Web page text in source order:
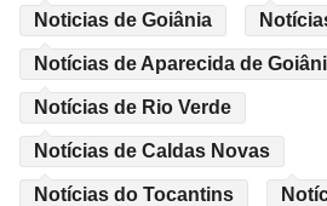
Noticias de Goiânia
Notícias de Aparecida de
Notícias de Rio Verde
Notícias de Caldas Novas
Notícias do Tocantins